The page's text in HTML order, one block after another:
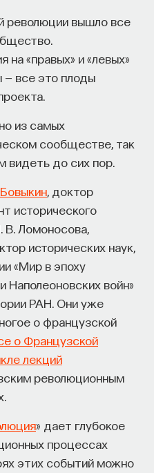
революции вышло все
на «правых» и «левых»
все это плоды
из самых
сообществе, так
видеть до сих пор.
, доктор
исторического
Ломоносова,
исторических наук,
«Мир в эпоху
Наполеоновских войн»
РАН. Они уже
о французской
о Французской
лекций
революционным
» дает глубокое
процессах
этих событий можно
начала
КУРС